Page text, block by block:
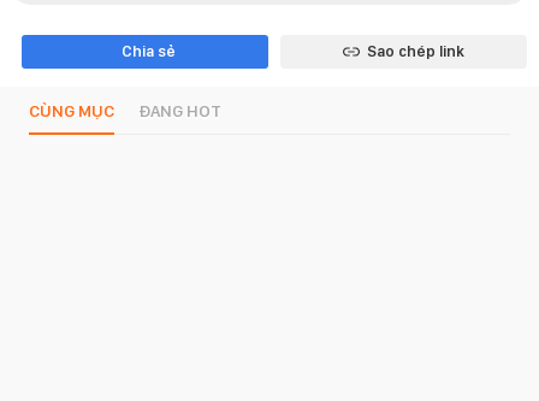
Chia sẻ Sao chép link
CÙNG MỤC ĐANG HOT